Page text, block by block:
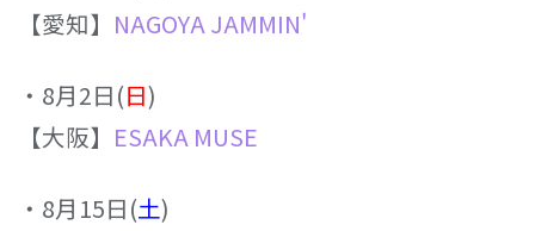
【愛知】 NAGOYA JAMMIN'
‧8⽉2⽇(⽇)
【⼤阪】 ESAKA MUSE
‧8⽉15⽇(⼟)